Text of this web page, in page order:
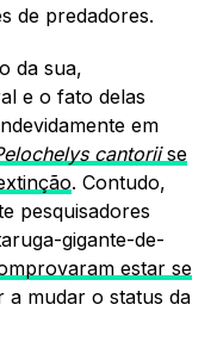
de predadores.
da sua,
e o fato delas
em
cantoriise
. Contudo,
pesquisadores
gigante-de-
estar se
a mudar o status da